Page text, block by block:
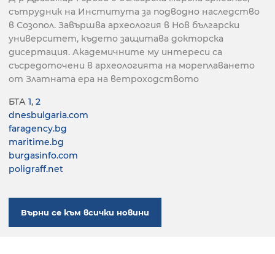
сътрудник на Института за подводно наследство
в Созопол. Завършва археология в Нов български
университет, където защитава докторска
дисертация. Академичните му интереси са
съсредоточени в археологията на мореплаването
от Златната ера на ветроходството
БТА 1, 2
dnesbulgaria.com
faragency.bg
maritime.bg
burgasinfo.com
poligraff.net
Върни се към всички новини